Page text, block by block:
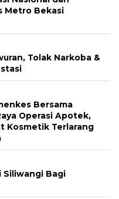
Metro Bekasi
Tolak Narkoba &
Bersama
Operasi Apotek,
Kosmetik Terlarang
Siliwangi Bagi